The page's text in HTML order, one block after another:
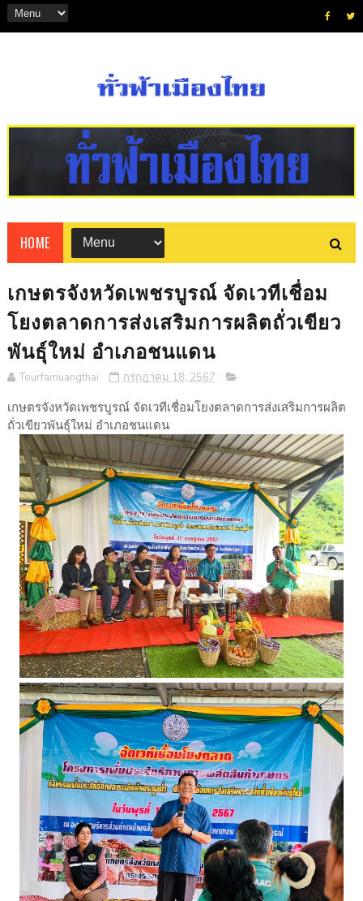
HOME
เกษตรจังหวัดเพชรบูรณ์ จัดเวทีเชื่อม
โยงตลาดการส่งเสริมการผลิตถั่วเขียว
พันธุ์ใหม่ อำเภอชนแดน
Tourfamuangthai กรกฎาคม 18, 2567
เกษตรจังหวัดเพชรบูรณ์ จัดเวทีเชื่อมโยงตลาดการส่งเสริมการผลิต
ถั่วเขียวพันธุ์ใหม่ อำเภอชนแดน